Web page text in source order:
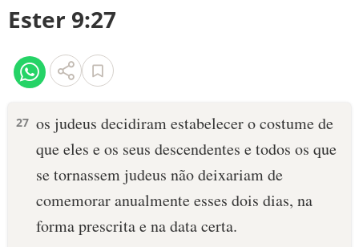
NOVO TESTAMENTO
VERSÍCULOS
PALAVRA DO DIA
DEVOCIONAL DIÁRIO
Ester 9:27
27 os judeus decidiram estabelecer o costume de
que eles e os seus descendentes e todos os que
se tornassem judeus não deixariam de
comemorar anualmente esses dois dias, na
forma prescrita e na data certa.